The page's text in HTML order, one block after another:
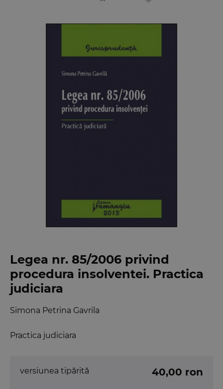
Legea nr. 85/2006 privind
procedura insolventei. Practica
judiciara
Practica judiciara
Simona Petrina Gavrila
versiunea tipărită 40,00 ron